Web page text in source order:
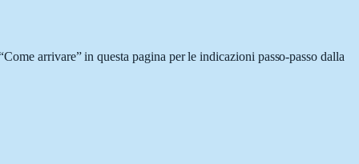
arrivare” in questa pagina per le indicazioni passo-passo dalla